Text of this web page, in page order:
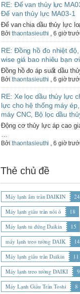
RE: Đế van thủy lực
Đế van thủy lực MA03-1
Đế van chia dầu thủy lực
Bởi thaontasieuthi ,6 giờ
RE: Đồng hồ đo nhiệt
wise giá bao nhiêu bạn ơi
Đồng hồ đo áp suất dầu
Bởi thaontasieuthi ,6 giờ
RE: Xe lọc dầu thủy lực
lực cho hệ thống máy
máy CNC, Bộ lọc dầu
Động cơ thủy lực áp cao
…
Bởi thaontasieuthi ,6 giờ
Thẻ chủ đề
Máy lạnh âm trần DAIKIN
24
Máy lạnh giấu trần nối ố
18
Máy lạnh tủ đứng Daikin
15
máy lạnh treo tường DAIK
14
Máy lạnh giấu trần Daikin
11
Máy lạnh treo tường DAIKI
9
Máy Lạnh Giấu Trần Toshi
8